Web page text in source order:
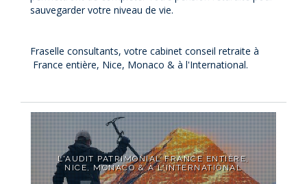
sauvegarder votre niveau de vie.
Fraselle consultants, votre cabinet conseil retraite à
France entière, Nice, Monaco & à l'International.
L'AUDIT PATRIMONIAL FRANCE ENTIÈRE,
NICE, MONACO & À L'INTERNATIONAL